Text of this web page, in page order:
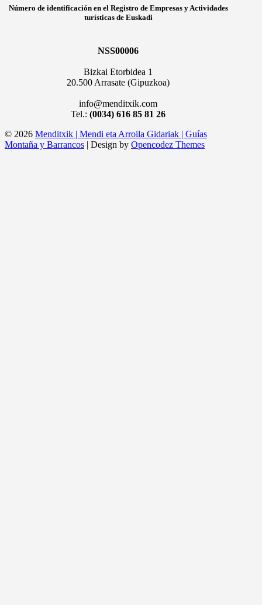
Número de identificación en el Registro de Empresas y Actividades
turísticas de Euskadi
NSS00006
Bizkai Etorbidea 1
20.500 Arrasate (Gipuzkoa)
info@menditxik.com
Tel.:(0034) 616 85 81 26
© 2026 Menditxik | Mendi eta Arroila Gidariak | Guías
Montaña y Barrancos | Design by Opencodez Themes